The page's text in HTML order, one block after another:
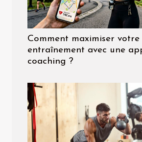
Comment maximiser votre
entraînement avec une
coaching ?